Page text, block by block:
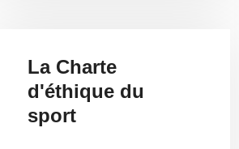
La Charte
d'éthique du
sport